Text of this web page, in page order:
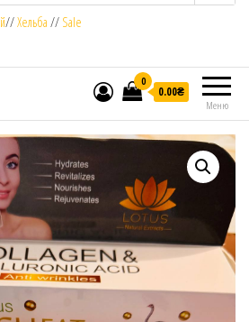
//Хельба // Sale
Меню
0
0.00₴